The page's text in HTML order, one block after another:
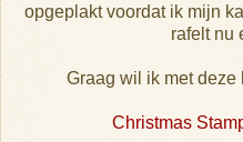
opgeplakt voordat ik mijn
rafelt nu
Graag wil ik met deze
Christmas